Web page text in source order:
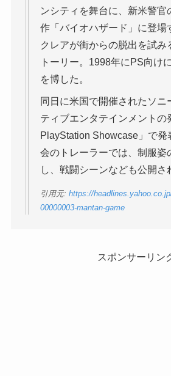
ンシティを舞台に、新米警官
作「バイオハザード」に登場
クレアが街からの脱出を試
トーリー。1998年にPS向け
を博した。
同日に米国で開催されたソニ
ティブエンタテインメントの
PlayStation Showcase」で発
会のトレーラーでは、制服姿
し、戦闘シーンなども公開さ
引用元: https://
00000003-mantan-game
スポンサーリン